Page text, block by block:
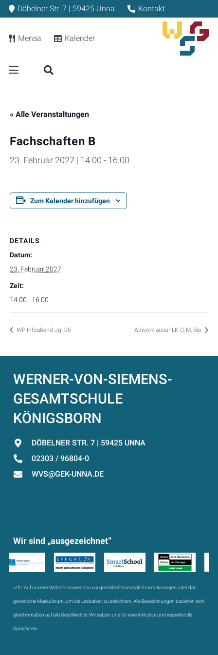
Döbelner Str. 7 | 59425 Unna Kontakt
Mensa Kalender
« Alle Veranstaltungen
Fachschaften B
23. Februar 2027 | 14:00 - 16:00
Zum Kalender hinzufügen
DETAILS
Datum:
23. Februar 2027
Zeit:
14:00 - 16:00
WP Infoabend Jg. 06 Abivorklausur LK D, M, Bio
WERNER-VON-SIEMENS-
GESAMTSCHULE
KÖNIGSBORN
DÖBELNER STR. 7 | 59425 UNNA
02303 / 96804-0
WVS@GEK-UNNA.DE
Wir sind „ausgezeichnet“
Info:Auf unserer Website verwenden wir geschlechtsneutrale Formulierungen oder das
generische Maskulinum, um die Lesbarkeit zu erleichtern. Alle Bezeichnungen beziehen sich
gleichermaßen auf alle Geschlechter. Wir setzen uns für eine inklusive und respektvolle
Sprache ein.